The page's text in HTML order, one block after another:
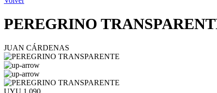
PEREGRINO
JUAN CÁRDENAS
UYU 1.090